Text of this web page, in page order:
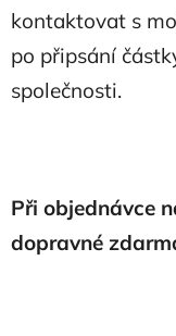
kontaktovat s
po připsání
společnosti.
Při objednávce
dopravné